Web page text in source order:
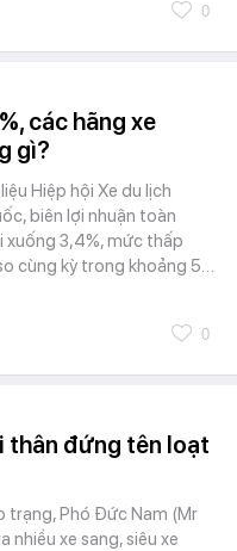
0
các hãng xe
gì?
Hiệp hội Xe du lịch
biên lợi nhuận toàn
xuống 3,4%, mức thấp
cùng kỳ trong khoảng 5…
0
thân đứng tên loạt
trạng, Phó Đức Nam (Mr
nhiều xe sang, siêu xe